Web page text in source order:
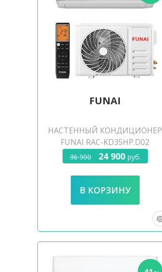
FUNAI
НАСТЕННЫЙ КОНДИЦИОНЕР
FUNAI RAC-KD35HP.D02
36 900 24 900 руб.